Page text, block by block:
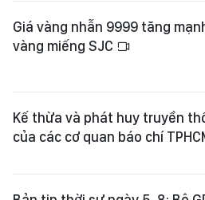
Giá vàng nhẫn 9999 tăng
vàng miếng SJC
Kế thừa và phát huy truyền
của các cơ quan báo chí